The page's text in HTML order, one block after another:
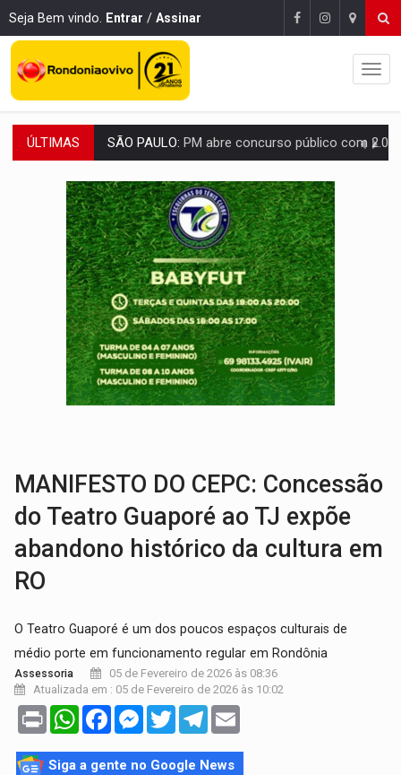
Seja Bem vindo. Entrar / Assinar
ÚLTIMAS CINEAMAZÔNIA:Filmes rondonienses provocam debate sobre temas urgentes
Publicação Legal:AVISO DE LICITAÇÃO: PREGÃO ELETRÔNICO Nº
RUA DAS PENHAS:MPRO promove intervenção artística pelos
PEDIDO DE PROVIDÊNCIA:Erosão ameaça acesso a bairros às margens do
DESAPARECIDO:Família procura por cachorrinho
URGENTE:DHPP se mobiliza para tentar localizar corpo de rapaz
DÉFICIT DE MANDATO:Contas do governo de Rondônia expõem meta
CREDIBILIDADE:Superintendentes da PF defendem independência e apoio
MANIFESTO DO CEPC: Concessão
do Teatro Guaporé ao TJ expõe
abandono histórico da cultura em
RO
O Teatro Guaporé é um dos poucos espaços culturais de
médio porte em funcionamento regular em Rondônia
Assessoria
05 de Fevereiro de 2026 às 08:36
Atualizada em : 05 de Fevereiro de 2026 às 10:02
Print WhatsAppFacebookMessenger
TwitterTelegram
Siga a gente no Google News